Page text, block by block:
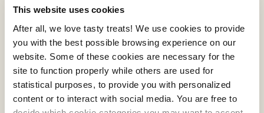
This website uses cookies
After all, we love tasty treats! We use cookies to provide
you with the best possible browsing experience on our
website. Some of these cookies are necessary for the
site to function properly while others are used for
statistical purposes, to provide you with personalized
content or to interact with social media. You are free to